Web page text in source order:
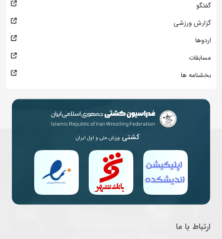
گفتگو
گزارش ورزشی
اردوها
مسابقات
بخشنامه ها
کشتی ورزش ملی و اول ایران
ارتباط با ما